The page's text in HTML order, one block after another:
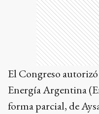
El Congreso
Energía Argentina
forma parcial, de